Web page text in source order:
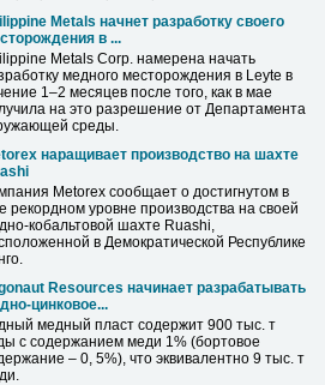
Metals начнет разработку своего
в ...
Metals Corp. намерена начать
медного месторождения в Leyte в
1–2 месяцев после того, как в мае
на это разрешение от Департамента
среды.
наращивает производство на шахте
Metorex сообщает о достигнутом в
рекордном уровне производства на своей
-кобальтовой шахте Ruashi,
в Демократической Республике
Resources начинает разрабатывать
-цинковое...
медный пласт содержит 900 тыс. т
с содержанием меди 1% (бортовое
– 0, 5%), что эквивалентно 9 тыс. т